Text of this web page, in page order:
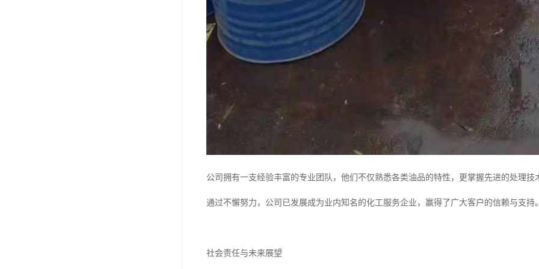
公司拥有一支经验丰富的专业团队，他们不仅熟悉各类油品的特性，更掌握先进的处理技
通过不懈努力，公司已发展成为业内知名的化工服务企业，赢得了广大客户的信赖与支持
社会责任与未来展望